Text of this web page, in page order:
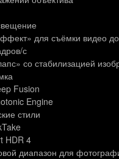
для съёмки видео
с
со стабилизацией
Fusion
Engine
стили
HDR 4
диапазон для